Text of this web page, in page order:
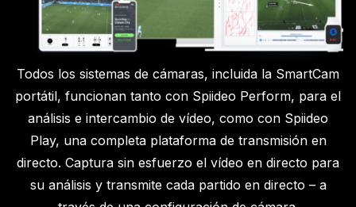
Todos los sistemas de cámaras, incluida la SmartCam
portátil, funcionan tanto con Spiideo Perform, para el
análisis e intercambio de vídeo, como con Spiideo
Play, una completa plataforma de transmisión en
directo. Captura sin esfuerzo el vídeo en directo para
su análisis y transmite cada partido en directo – a